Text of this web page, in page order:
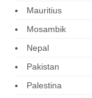
Mauritius
Mosambik
Nepal
Pakistan
Palestina